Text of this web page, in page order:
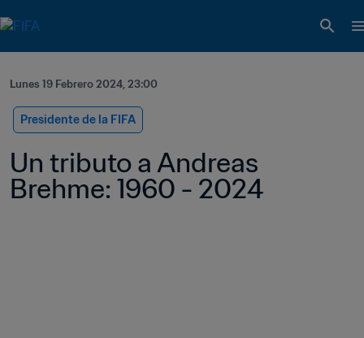
Lunes 19 Febrero 2024, 23:00
Presidente de la FIFA
Un tributo a Andreas
Brehme: 1960 - 2024